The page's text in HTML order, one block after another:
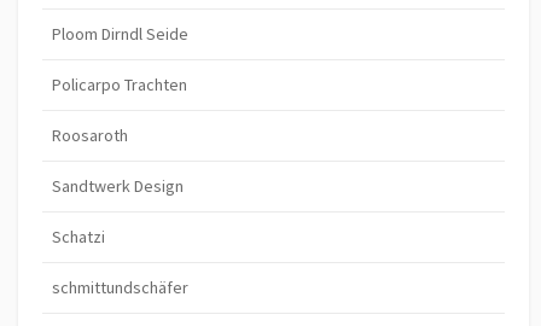
Ploom Dirndl Seide
Policarpo Trachten
Roosaroth
Sandtwerk Design
Schatzi
schmittundschäfer